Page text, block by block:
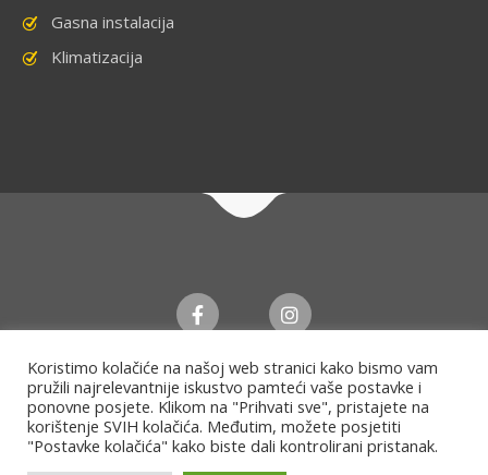
Gasna instalacija
Klimatizacija
© 2022 AVDIĆ o.d. Sva prava zadržava | Web Design "CanaC"
Koristimo kolačiće na našoj web stranici kako bismo vam
pružili najrelevantnije iskustvo pamteći vaše postavke i
ponovne posjete. Klikom na "Prihvati sve", pristajete na
korištenje SVIH kolačića. Međutim, možete posjetiti
"Postavke kolačića" kako biste dali kontrolirani pristanak.